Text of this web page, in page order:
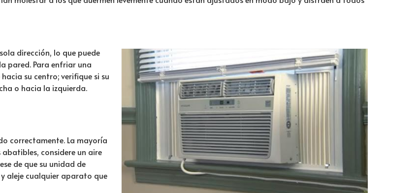
dirección, lo que puede
pared. Para enfriar una
su centro; verifique si su
o hacia la izquierda.
correctamente. La mayoría
considere un aire
de que su unidad de
aleje cualquier aparato que